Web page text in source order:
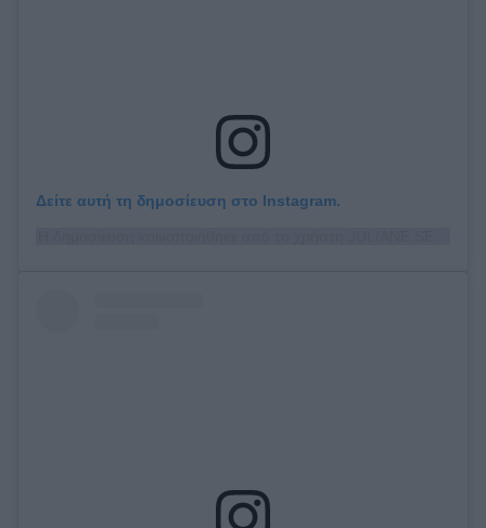
Δείτε αυτή τη δημοσίευση στο Instagram.